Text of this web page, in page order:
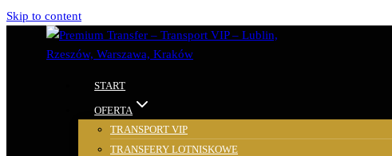
Skip to content
START
OFERTA
TRANSPORT VIP
TRANSFERY LOTNISKOWE